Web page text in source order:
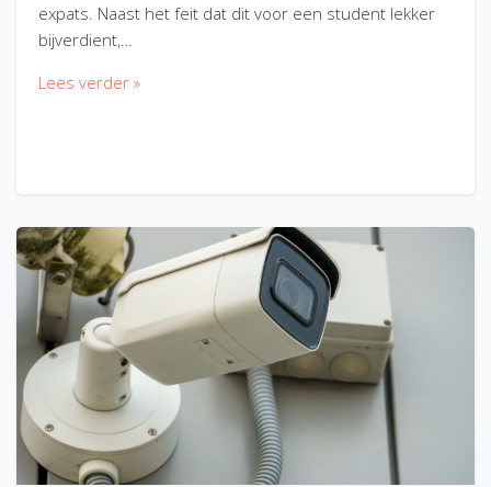
expats. Naast het feit dat dit voor een student lekker
bijverdient,…
Lees verder »